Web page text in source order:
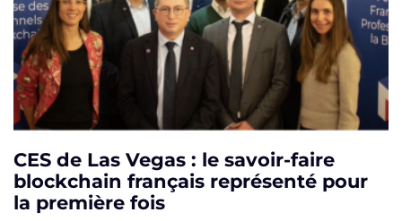
CES de Las Vegas : le savoir-faire
blockchain français représenté pour
la première fois